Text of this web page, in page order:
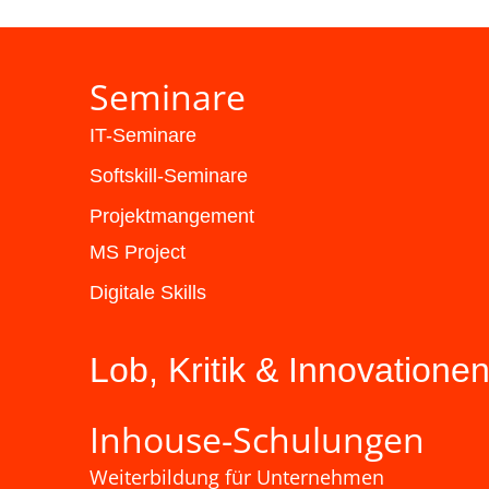
Seminare
IT-Seminare
Softskill-Seminare
Projektmangement
MS Project
Digitale Skills
Lob, Kritik &
Inhouse-Schulungen
Weiterbildung für Unternehmen